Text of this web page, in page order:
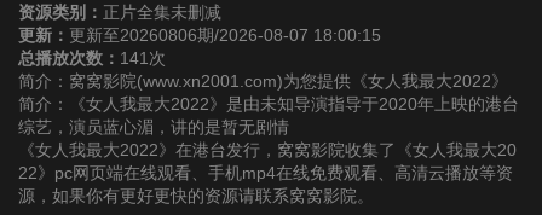
第20220120期 第20220121期 第20220124(微女人)
期
第20220124期 第20220125期 第20220126期
资源类别： 正片全集未删减
更新： 更新至20260806期/2026-08-07 18:00:15
总播放次数： 141次
简介：窝窝影院(www.xn2001.com)为您提供《女人我最大2022》
简介：《女人我最大2022》是由未知导演指导于2020年上映的港台
综艺，演员蓝心湄，讲的是暂无剧情
《女人我最大2022》在港台发行，窝窝影院收集了《女人我最大20
22》pc网页端在线观看、手机mp4在线免费观看、高清云播放等资
源，如果你有更好更快的资源请联系窝窝影院。